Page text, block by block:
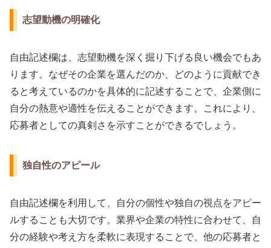
志望動機の明確化
自由記述欄は、志望動機を深く掘り下げる良い機会でもあ
ります。なぜその企業を選んだのか、どのように貢献でき
ると考えているのかを具体的に記述することで、企業側に
自分の熱意や適性を伝えることができます。これにより、
応募者としての真剣さを示すことができるでしょう。
独自性のアピール
自由記述欄を利用して、自分の個性や独自の視点をアピー
ルすることも大切です。業界や企業の特性に合わせて、自
分の経験や考え方を柔軟に表現することで、他の応募者と